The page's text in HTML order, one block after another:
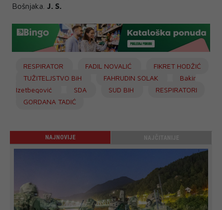
Bošnjaka. J. S.
RESPIRATOR FADIL NOVALIĆ
FIKRET HODŽIĆ
TUŽITELJSTVO BiH
FAHRUDIN SOLAK
Bakir
Izetbegović
SDA SUD BIH
RESPIRATORI
GORDANA TADIĆ
NAJNOVIJE